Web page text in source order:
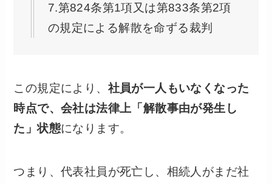
7.第824条第1項又は第833条第2項
の規定による解散を命ずる裁判
この規定により、 社員が一人もいなくなった
時点で、会社は法律上「解散事由が発生し
た」状態になります。
つまり、代表社員が死亡し、相続人がまだ社